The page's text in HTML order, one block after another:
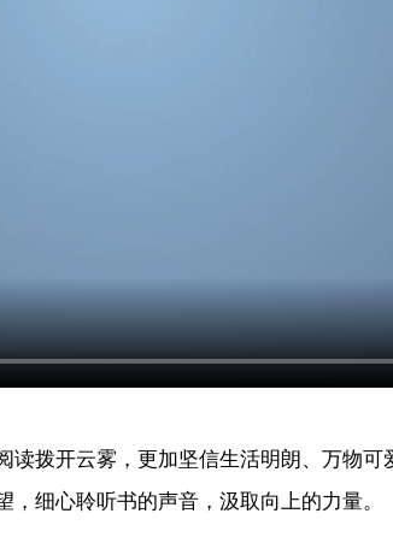
开云雾，更加坚信生活明朗、万物可
细心聆听书的声音，汲取向上的力量。